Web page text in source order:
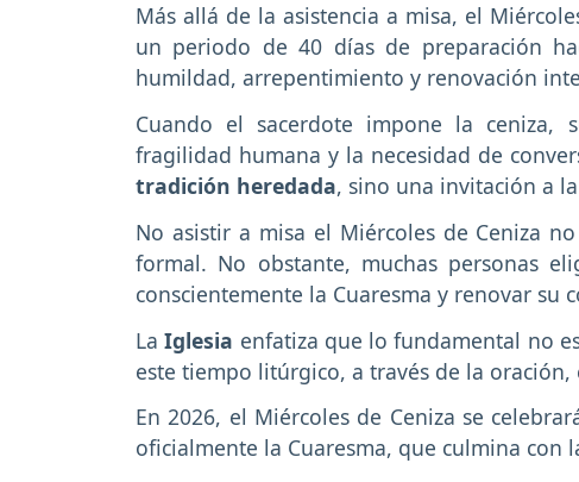
Más allá de la asistencia a misa, el
un periodo de 40 días de preparación
humildad, arrepentimiento y renovación
Cuando el sacerdote impone la ceniza,
fragilidad humana y la necesidad de
tradición heredada, sino una invitación a
No asistir a misa el Miércoles de Ceniza
formal. No obstante, muchas personas
conscientemente la Cuaresma y renovar su
LaIglesia enfatiza que lo fundamental no
este tiempo litúrgico, a través de la oración,
En 2026, el Miércoles de Ceniza se
oficialmente la Cuaresma, que culmina con